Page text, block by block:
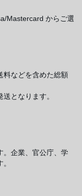
Mastercard からご選
料などを含めた総額
となります。
。企業、官公庁、学